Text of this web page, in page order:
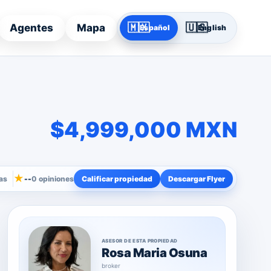
Agentes Mapa 🇲🇽Español 🇺🇸English
★--0 opiniones Calificar propiedad Descargar Flyer
$4,999,000 MXN
ASESOR DE ESTA PROPIEDAD
Rosa Maria Osuna
broker